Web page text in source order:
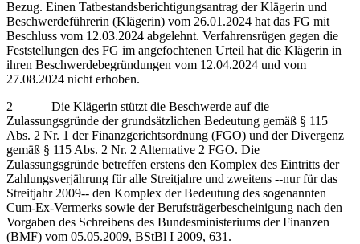
Bezug. Einen Tatbestandsberichtigungsantrag der Klägerin und
Beschwerdeführerin (Klägerin) vom 26.01.2024 hat das FG mit
Beschluss vom 12.03.2024 abgelehnt. Verfahrensrügen gegen die
Feststellungen des FG im angefochtenen Urteil hat die Klägerin in
ihren Beschwerdebegründungen vom 12.04.2024 und vom
27.08.2024 nicht erhoben.
2 Die Klägerin stützt die Beschwerde auf die
Zulassungsgründe der grundsätzlichen Bedeutung gemäß § 115
Abs. 2 Nr. 1 der Finanzgerichtsordnung (FGO) und der Divergenz
gemäß § 115 Abs. 2 Nr. 2 Alternative 2 FGO. Die
Zulassungsgründe betreffen erstens den Komplex des Eintritts der
Zahlungsverjährung für alle Streitjahre und zweitens ‑‑nur für das
Streitjahr 2009‑‑ den Komplex der Bedeutung des sogenannten
Cum-Ex-Vermerks sowie der Berufsträgerbescheinigung nach den
Vorgaben des Schreibens des Bundesministeriums der Finanzen
(BMF) vom 05.05.2009, BStBl I 2009, 631.